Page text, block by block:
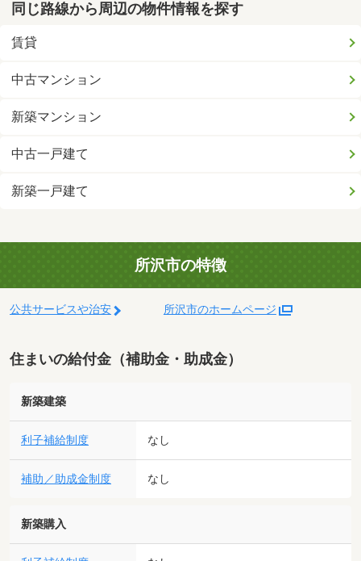
同じ路線から周辺の物件情報を探す
賃貸
中古マンション
新築マンション
中古一戸建て
新築一戸建て
所沢市の特徴
公共サービスや治安 所沢市のホームページ
住まいの給付金（補助金・助成金）
新築建築
利子補給制度 なし
補助／助成金制度 なし
新築購入